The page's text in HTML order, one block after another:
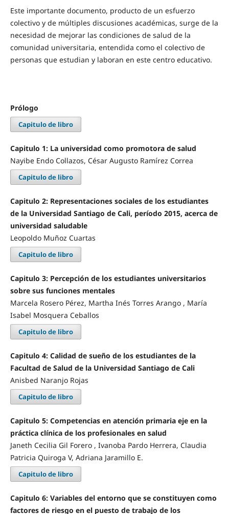
Este importante documento, producto de un esfuerzo
colectivo y de múltiples discusiones académicas, surge de la
necesidad de mejorar las condiciones de salud de la
comunidad universitaria, entendida como el colectivo de
personas que estudian y laboran en este centro educativo.
Prólogo
Capitulo de libro
Capitulo 1: La universidad como promotora de salud
Nayibe Endo Collazos, César Augusto Ramírez Correa
Capitulo de libro
Capitulo 2: Representaciones sociales de los estudiantes
de la Universidad Santiago de Cali, período 2015, acerca de
universidad saludable
Leopoldo Muñoz Cuartas
Capitulo de libro
Capitulo 3: Percepción de los estudiantes universitarios
sobre sus funciones mentales
Marcela Rosero Pérez, Martha Inés Torres Arango , María
Isabel Mosquera Ceballos
Capitulo de libro
Capitulo 4: Calidad de sueño de los estudiantes de la
Facultad de Salud de la Universidad Santiago de Cali
Anisbed Naranjo Rojas
Capitulo de libro
Capitulo 5: Competencias en atención primaria eje en la
práctica clínica de los profesionales en salud
Janeth Cecilia Gil Forero , Ivanoba Pardo Herrera, Claudia
Patricia Quiroga V, Adriana Jaramillo E.
Capitulo de libro
Capitulo 6: Variables del entorno que se constituyen como
factores de riesgo en el puesto de trabajo de los